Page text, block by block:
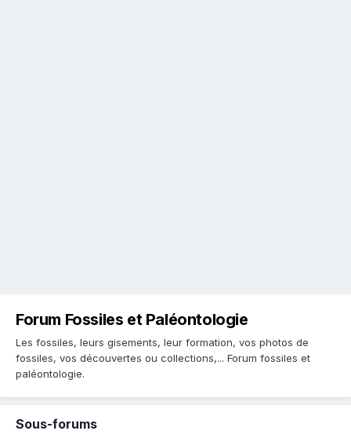
Forum Fossiles et Paléontologie
Les fossiles, leurs gisements, leur formation, vos photos de
fossiles, vos découvertes ou collections,... Forum fossiles et
paléontologie.
Sous-forums